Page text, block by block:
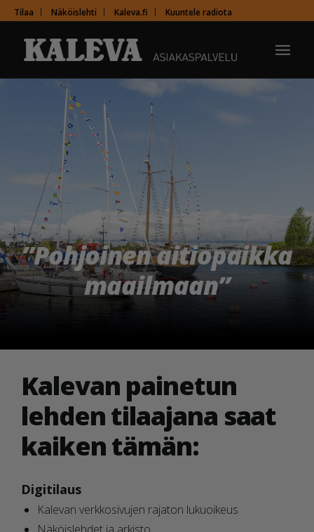
Tilaa Näköislehti Kaleva.fi Kuuntele radiota
”Pohjoinen aitiopaikka
maailmaan”
Kalevan painetun
lehden tilaajana saat
kaiken tämän:
Digitilaus
Kalevan verkkosivujen rajaton lukuoikeus